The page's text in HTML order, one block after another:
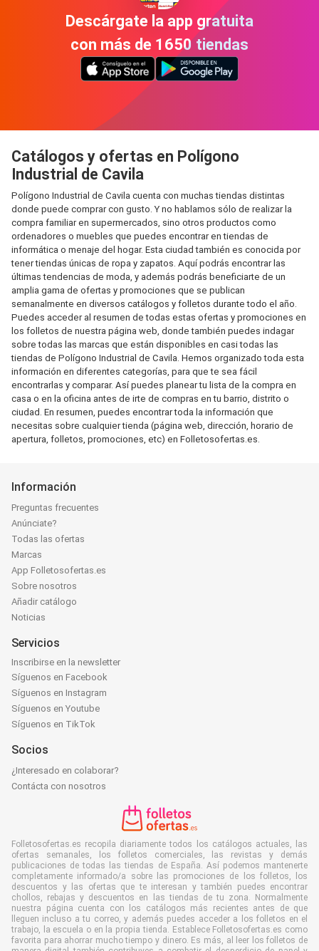
Descárgate la app gratuita
con más de 1650 tiendas
Catálogos y ofertas en Polígono
Industrial de Cavila
Polígono Industrial de Cavila cuenta con muchas tiendas distintas
donde puede comprar con gusto. Y no hablamos sólo de realizar la
compra familiar en supermercados, sino otros productos como
ordenadores o muebles que puedes encontrar en tiendas de
informática o menaje del hogar. Esta ciudad también es conocida por
tener tiendas únicas de ropa y zapatos. Aquí podrás encontrar las
últimas tendencias de moda, y además podrás beneficiarte de un
amplia gama de ofertas y promociones que se publican
semanalmente en diversos catálogos y folletos durante todo el año.
Puedes acceder al resumen de todas estas ofertas y promociones en
los folletos de nuestra página web, donde también puedes indagar
sobre todas las marcas que están disponibles en casi todas las
tiendas de Polígono Industrial de Cavila. Hemos organizado toda esta
información en diferentes categorías, para que te sea fácil
encontrarlas y comparar. Así puedes planear tu lista de la compra en
casa o en la oficina antes de irte de compras en tu barrio, distrito o
ciudad. En resumen, puedes encontrar toda la información que
necesitas sobre cualquier tienda (página web, dirección, horario de
apertura, folletos, promociones, etc) en Folletosofertas.es.
Información
Preguntas frecuentes
Anúnciate?
Todas las ofertas
Marcas
App Folletosofertas.es
Sobre nosotros
Añadir catálogo
Noticias
Servicios
Inscribirse en la newsletter
Síguenos en Facebook
Síguenos en Instagram
Síguenos en Youtube
Síguenos en TikTok
Socios
¿Interesado en colaborar?
Contácta con nosotros
Folletosofertas.es recopila diariamente todos los catálogos actuales, las
ofertas semanales, los folletos comerciales, las revistas y demás
publicaciones de todas las tiendas de España. Así podemos mantenerte
completamente informado/a sobre las promociones de los folletos, los
descuentos y las ofertas que te interesan y también puedes encontrar
chollos, rebajas y descuentos en las tiendas de tu zona. Normalmente
nuestra página cuenta con los catálogos más recientes antes de que
lleguen incluso a tu correo, y además puedes acceder a los folletos en el
trabajo, la escuela o en la propia tienda. Establece Folletosofertas.es como
favorita para ahorrar mucho tiempo y dinero. Es más, al leer los folletos de